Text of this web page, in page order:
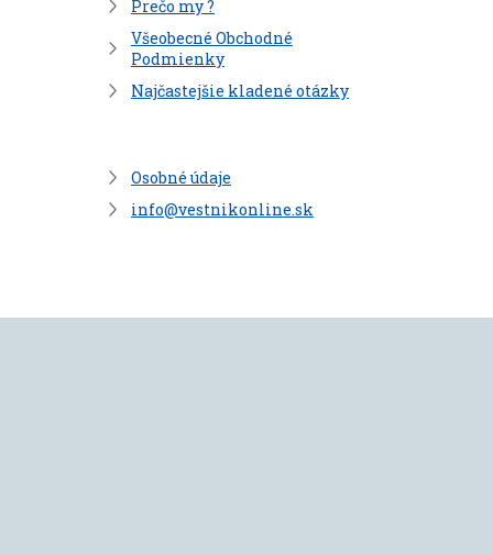
Prečo my ?
Všeobecné Obchodné
Podmienky
Najčastejšie kladené otázky
Osobné údaje
info@vestnikonline.sk